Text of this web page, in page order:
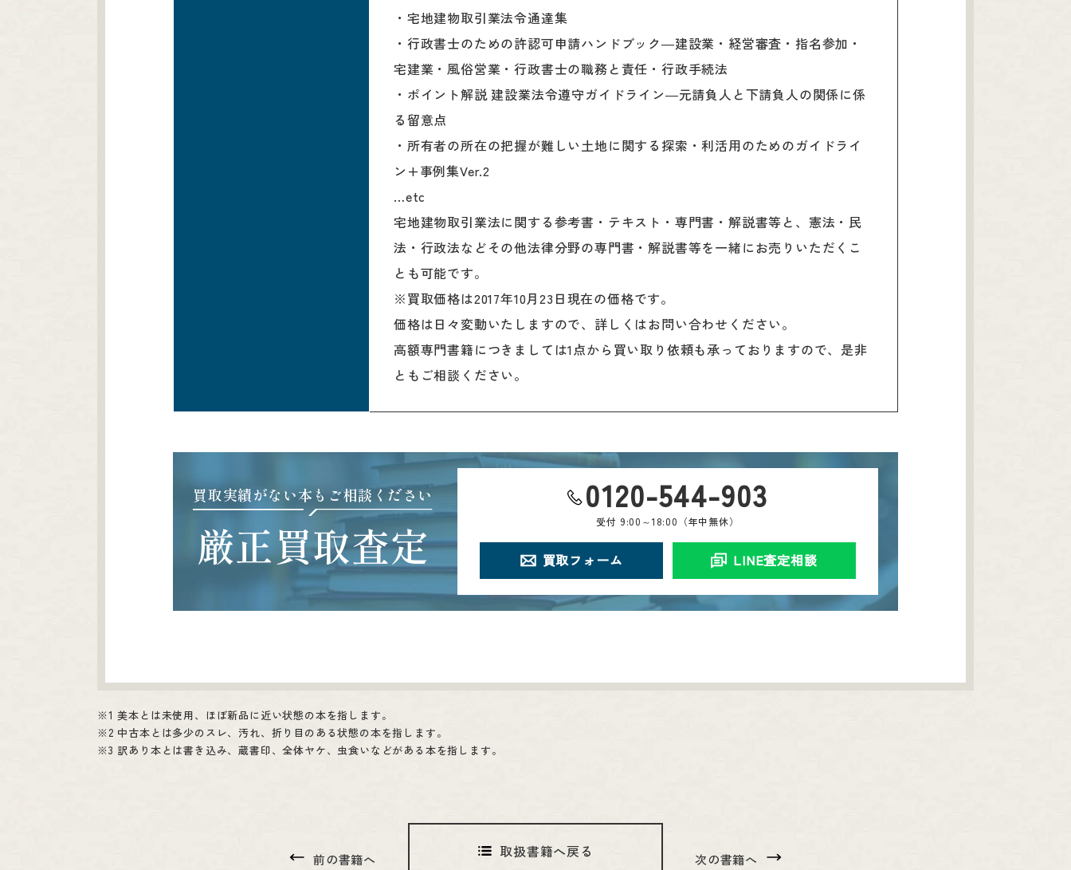
・宅地建物取引業法令通達集
・行政書士のための許認可申請ハンドブック―建設業・経営審査・指名参加・
宅建業・風俗営業・行政書士の職務と責任・行政手続法
・ポイント解説 建設業法令遵守ガイドライン―元請負人と下請負人の関係に係
る留意点
・所有者の所在の把握が難しい土地に関する探索・利活用のためのガイドライ
ン+事例集Ver.2
…etc
宅地建物取引業法に関する参考書・テキスト・専門書・解説書等と、憲法・民
法・行政法などその他法律分野の専門書・解説書等を一緒にお売りいただくこ
とも可能です。
※買取価格は2017年10月23日現在の価格です。
価格は日々変動いたしますので、詳しくはお問い合わせください。
高額専門書籍につきましては1点から買い取り依頼も承っておりますので、是非
ともご相談ください。
買取実績がない本もご相談ください
厳正買取査定
0120-544-903
受付 9:00～18:00（年中無休）
買取フォーム LINE査定相談
1 美本とは未使用、ほぼ新品に近い状態の本を指します。
2 中古本とは多少のスレ、汚れ、折り目のある状態の本を指します。
3 訳あり本とは書き込み、蔵書印、全体ヤケ、虫食いなどがある本を指します。
前の書籍へ 取扱書籍へ戻る 次の書籍へ